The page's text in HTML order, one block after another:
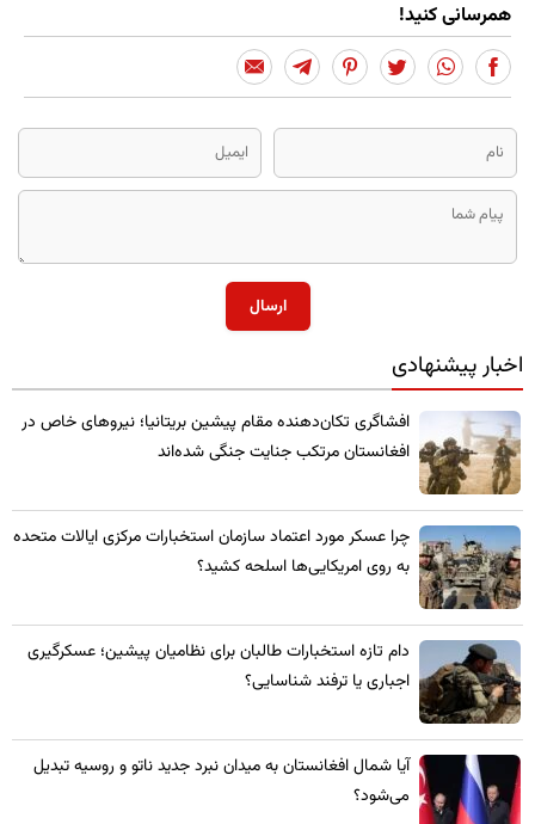
همرسانی کنید!
ارسال
اخبار پیشنهادی
​افشاگری تکان‌دهنده مقام پیشین بریتانیا؛ نیروهای خاص در
افغانستان مرتکب جنایت جنگی شده‌اند
چرا عسکر مورد اعتماد سازمان استخبارات مرکزی ایالات متحده
به روی امریکایی‌ها اسلحه کشید؟
​دام تازه استخبارات طالبان برای نظامیان پیشین؛ عسکرگیری
اجباری یا ترفند شناسایی؟
​آیا شمال افغانستان به میدان نبرد جدید ناتو و روسیه تبدیل
می‌شود؟